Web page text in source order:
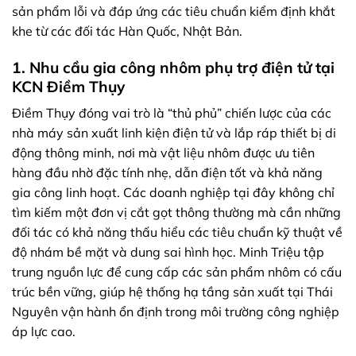
sản phẩm lỗi và đáp ứng các tiêu chuẩn kiểm định khắt
khe từ các đối tác Hàn Quốc, Nhật Bản.
1. Nhu cầu gia công nhôm phụ trợ điện tử tại
KCN Điềm Thụy
Điềm Thụy đóng vai trò là “thủ phủ” chiến lược của các
nhà máy sản xuất linh kiện điện tử và lắp ráp thiết bị di
động thông minh, nơi mà vật liệu nhôm được ưu tiên
hàng đầu nhờ đặc tính nhẹ, dẫn điện tốt và khả năng
gia công linh hoạt. Các doanh nghiệp tại đây không chỉ
tìm kiếm một đơn vị cắt gọt thông thường mà cần những
đối tác có khả năng thấu hiểu các tiêu chuẩn kỹ thuật về
độ nhám bề mặt và dung sai hình học. Minh Triệu tập
trung nguồn lực để cung cấp các sản phẩm nhôm có cấu
trúc bền vững, giúp hệ thống hạ tầng sản xuất tại Thái
Nguyên vận hành ổn định trong môi trường công nghiệp
áp lực cao.